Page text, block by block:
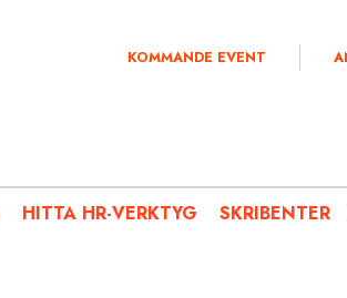
KOMMANDE EVENT
HITTA HR-VERKTYG SKRIBENTER